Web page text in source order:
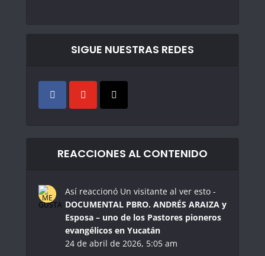
SIGUE NUESTRAS REDES
REACCIONES AL CONTENIDO
Así reaccionó Un visitante al ver esto -
DOCUMENTAL PBRO. ANDRÉS ARAIZA y
Esposa – uno de los Pastores pioneros
evangélicos en Yucatán
24 de abril de 2026, 5:05 am